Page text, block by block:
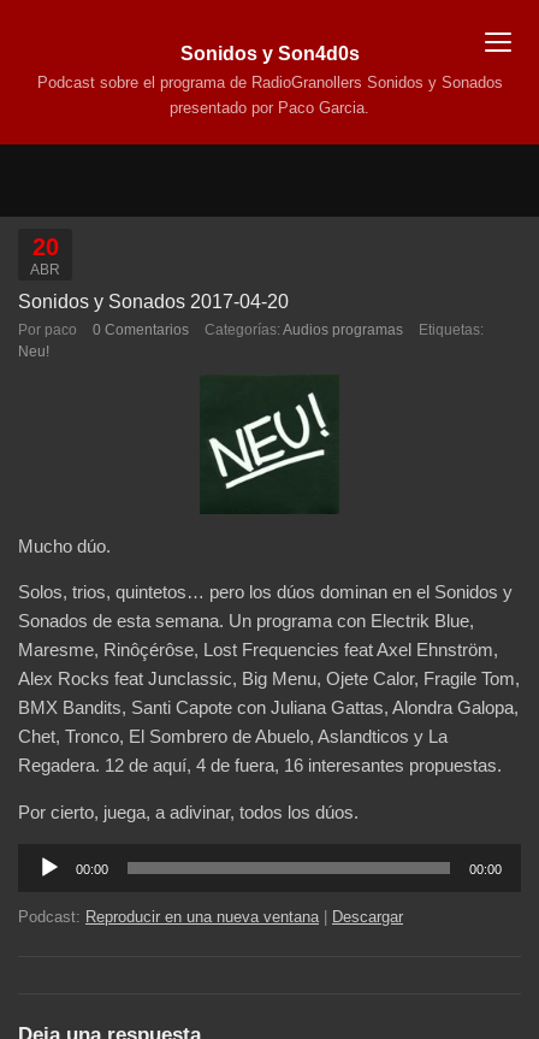
Sonidos y Son4d0s
Podcast sobre el programa de RadioGranollers Sonidos y Sonados
presentado por Paco Garcia.
20
ABR
Sonidos y Sonados 2017-04-20
Por paco 0 Comentarios Categorías: Audios programas
Etiquetas:
Neu!
Mucho dúo.
Solos, trios, quintetos… pero los dúos dominan en el Sonidos y
Sonados de esta semana. Un programa con Electrik Blue,
Maresme, Rinôçérôse, Lost Frequencies featAxel Ehnström,
Alex Rocks feat Junclassic, Big Menu, Ojete Calor, Fragile Tom,
BMX Bandits, Santi Capote con Juliana Gattas, Alondra Galopa,
Chet, Tronco, El Sombrero de Abuelo, Aslandticos y La
Regadera. 12 de aquí, 4 de fuera, 16 interesantes propuestas.
Por cierto, juega, a adivinar, todos los dúos.
Reproductor
audio
00:00 00:00
Podcast: Reproducir en una nueva ventana| Descargar